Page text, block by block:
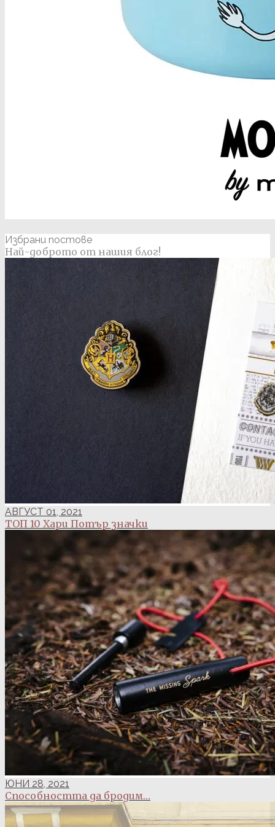
Избрани постове
Най-доброто от нашия блог!
АВГУСТ 01, 2021
ТОП 10 Хари Потър значки
ЮНИ 28, 2021
Способността да бродим…